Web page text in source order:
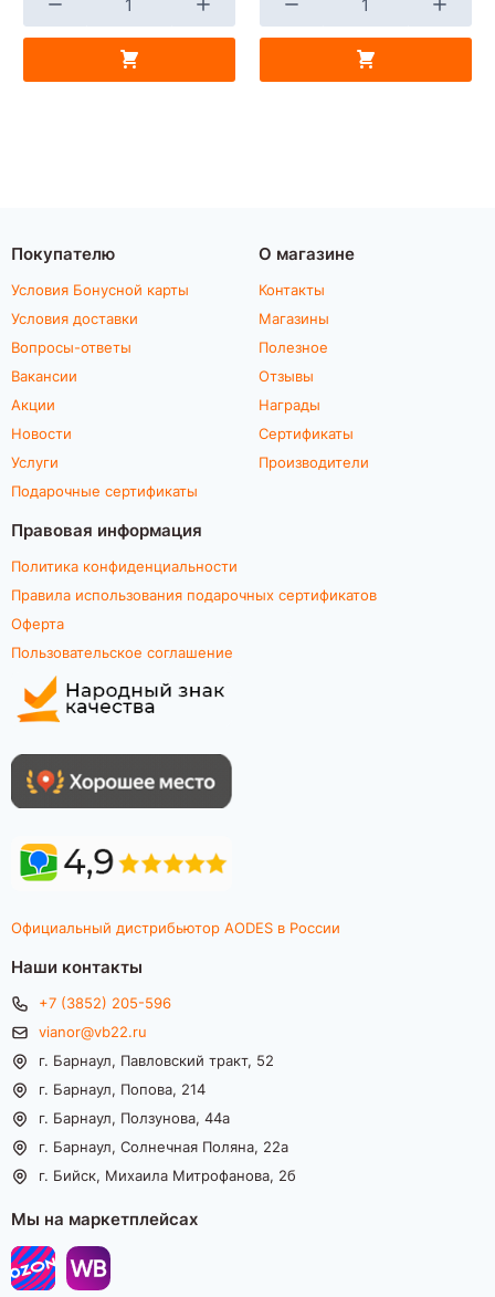
Покупателю
Условия Бонусной карты
Условия доставки
Вопросы-ответы
Вакансии
Акции
Новости
Услуги
Подарочные сертификаты
О магазине
Контакты
Магазины
Полезное
Отзывы
Награды
Сертификаты
Производители
Правовая информация
Политика конфиденциальности
Правила использования подарочных сертификатов
Оферта
Пользовательское соглашение
Официальный дистрибьютор AODES в России
Наши контакты
+7 (3852) 205-596
vianor@vb22.ru
г. Барнаул, Павловский тракт, 52
г. Барнаул, Попова, 214
г. Барнаул, Ползунова, 44а
г. Барнаул, Солнечная Поляна, 22а
г. Бийск, Михаила Митрофанова, 2б
Мы на маркетплейсах